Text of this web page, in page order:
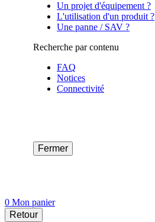
Un projet d'équipement ?
L'utilisation d'un produit ?
Une panne / SAV ?
Recherche par contenu
FAQ
Notices
Connectivité
Fermer
0 Mon panier
Retour